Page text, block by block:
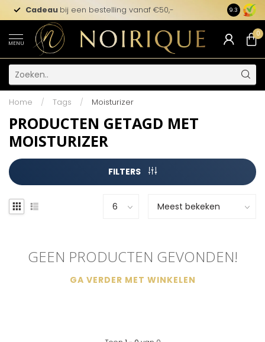
Cadeau bij een bestelling vanaf €50,- 9.3
MENU
0
Home / Tags / Moisturizer
PRODUCTEN GETAGD MET
MOISTURIZER
FILTERS
GEEN PRODUCTEN GEVONDEN!
GA VERDER MET WINKELEN